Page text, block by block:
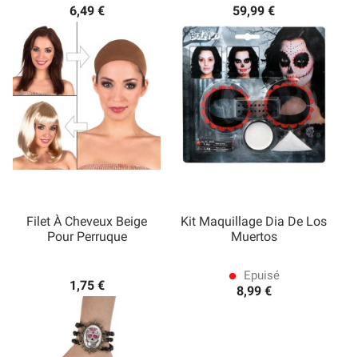
6,49 € 59,99 €
Filet À Cheveux Beige
Pour Perruque
1,75 €
Kit Maquillage Dia De Los
Muertos
lens Epuisé
8,99 €